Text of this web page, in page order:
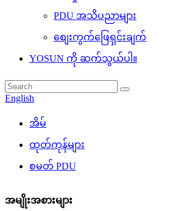
PDU အသိပညာများ
စျေးကွက်ဖြေရှင်းချက်
YOSUN ကို ဆက်သွယ်ပါ။
English
အိမ်
ထုတ်ကုန်များ
စမတ် PDU
အမျိုးအစားများ